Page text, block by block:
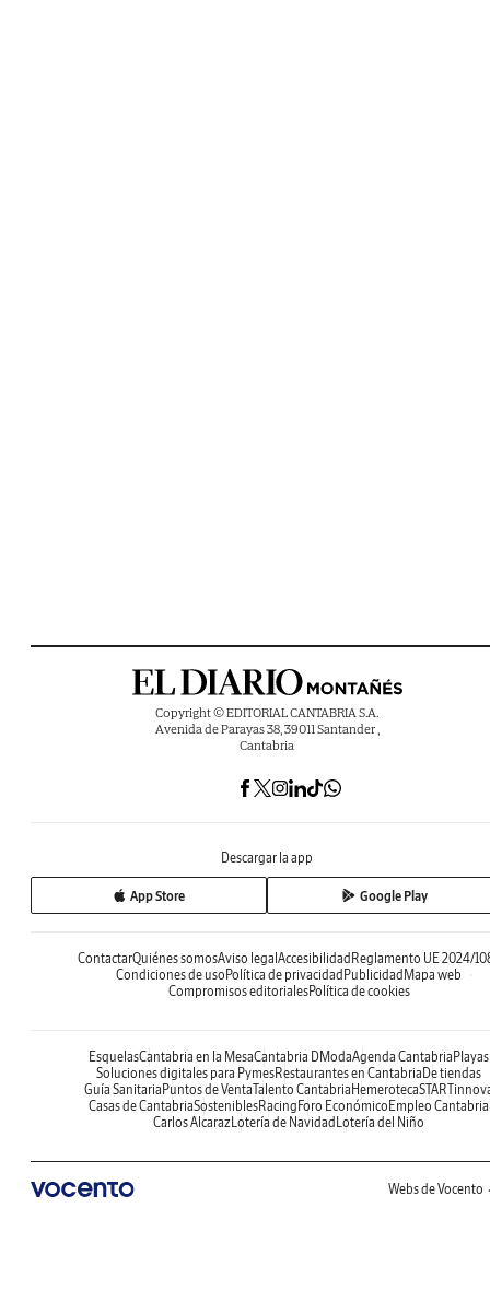
Copyright © EDITORIAL CANTABRIA S.A.
Avenida de Parayas 38, 39011 Santander ,
Cantabria
Descargar la app
App Store Google Play
ContactarQuiénes somosAviso legal Accesibilidad Reglamento UE 2024/
Condiciones de uso Política de privacidad Publicidad Mapa web
Compromisos editorialesPolítica de cookies
EsquelasCantabria en la MesaCantabria DModaAgenda Cantabria Playas
Soluciones digitales para PymesRestaurantes en Cantabria De tiendas
Guía Sanitaria Puntos de VentaTalento Cantabria Hemeroteca
Casas de CantabriaSosteniblesRacing Foro Económico Empleo Cantabria
Carlos AlcarazLotería de Navidad Lotería del Niño
Webs de Vocento